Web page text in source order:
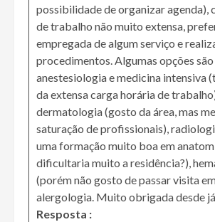
possibilidade de organizar agenda),
de trabalho não muito extensa,
empregada de algum serviço e
procedimentos. Algumas opções são
anestesiologia e medicina intensiva
da extensa carga horária de
dermatologia (gosto da área, mas
saturação de profissionais),
uma formação muito boa em
dificultaria muito a residência?),
(porém não gosto de passar visita
alergologia. Muito obrigada desde
Resposta :